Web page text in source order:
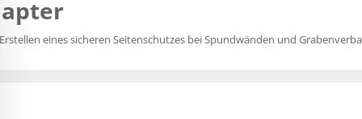
eines sicheren Seitenschutzes bei Spundwänden und